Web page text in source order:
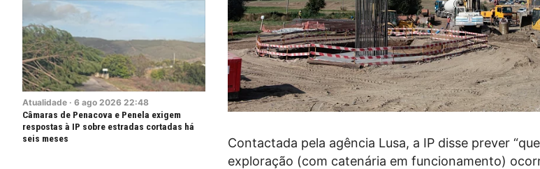
Atualidade · 6 ago 2026 22:48
Câmaras de Penacova e Penela exigem
respostas à IP sobre estradas cortadas há
seis meses
Contactada pela agência Lusa, a IP disse prever
exploração (com catenária em funcionamento)